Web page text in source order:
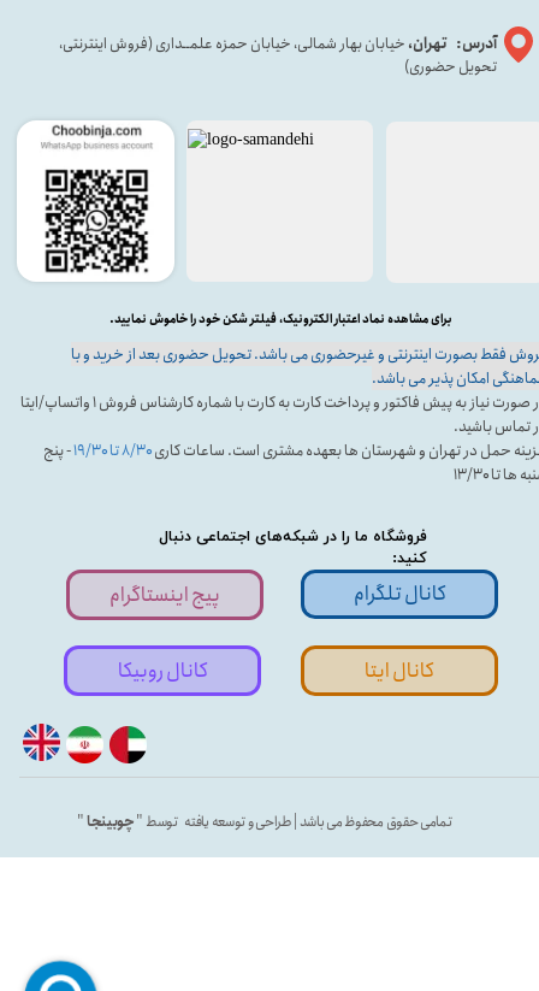
فروشگاه ما را در شبکه‌های اجتماعی دنبال
کنید:
تمامی حقوق محفوظ می باشد | طراحی و توسعه یافته توسط "چوبینجا"
آدرس: تهران، خیابان بهار شمالی، خیابان حمزه علمــداری (فروش اینترنتی،
تحویل حضوری)
فقط بصورت اینترنتی و غیرحضوری می باشد. تحویل حضوری بعد از خرید و با
امکان پذیر می باشد.
در صورت نیاز به پیش فاکتور و پرداخت کارت به کارت با شماره کارشناس فروش ۱ واتساپ/ایتا
تماس باشید.
حمل در تهران و شهرستان ها بعهده مشتری است. ساعات کاری۸/۳۰ تا ۱۹/۳۰
- پنج
ها تا ۱۳/۳۰
برای مشاهده نماد اعتبار الکترونیک، فیلتر شکن خود را خاموش نمایید.
پیج اینستاگرام کانال تلگرام
کانال ایتا کانال روبیکا